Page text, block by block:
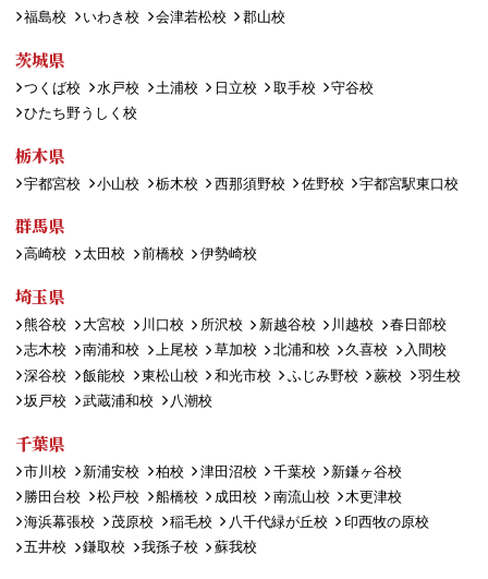
福島校 いわき校 会津若松校 郡山校
茨城県
つくば校 水戸校 土浦校 日立校 取手校
守谷校
ひたち野うしく校
栃木県
宇都宮校 小山校 栃木校 西那須野校 佐野校 宇都宮駅東口校
群馬県
高崎校 太田校 前橋校 伊勢崎校
埼玉県
熊谷校 大宮校 川口校 所沢校 新越谷校 川越校
春日部校
志木校
南浦和校 上尾校 草加校 北浦和校 久喜校
入間校
深谷校
飯能校 東松山校 和光市校 ふじみ野校 蕨校
羽生校
坂戸校
武蔵浦和校 八潮校
千葉県
市川校 新浦安校 柏校 津田沼校 千葉校
新鎌ヶ谷校
勝田台校
松戸校 船橋校 成田校 南流山校
木更津校
海浜幕張校
茂原校 稲毛校 八千代緑が丘校
印西牧の原校
五井校
鎌取校 我孫子校 蘇我校